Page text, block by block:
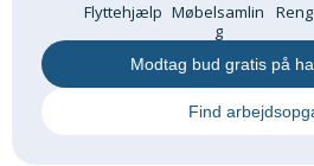
Flyttehjælp Møbelsamlin
g
Modtag bud gratis på
Find